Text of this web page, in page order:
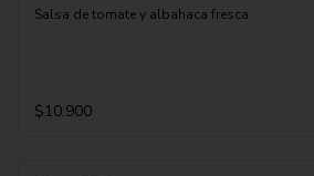
Salsa de tomate y albahaca fresca
$10.900